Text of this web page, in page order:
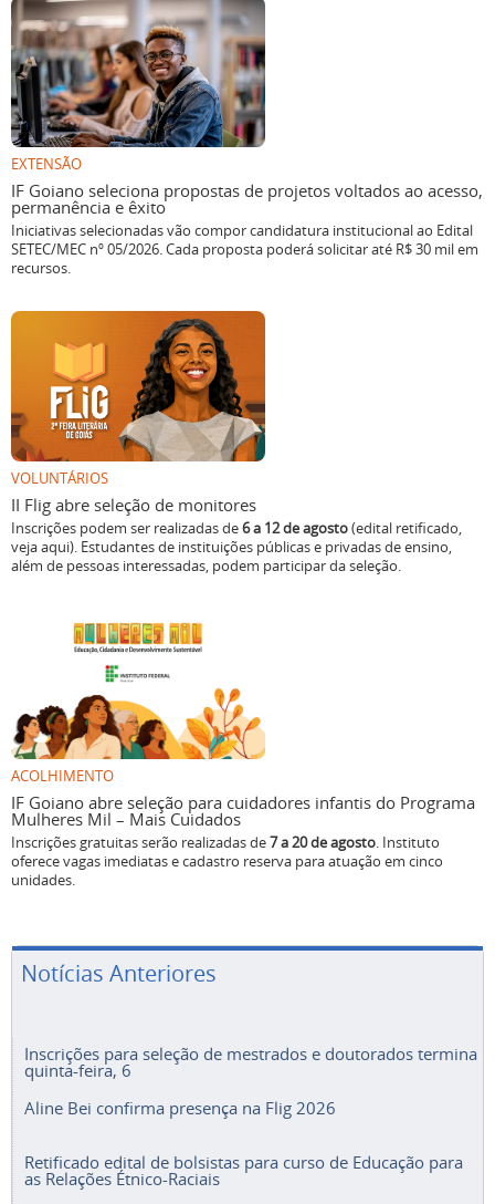
EXTENSÃO
IF Goiano seleciona propostas de projetos voltados ao acesso,
permanência e êxito
Iniciativas selecionadas vão compor candidatura institucional ao Edital
SETEC/MEC nº 05/2026. Cada proposta poderá solicitar até R$ 30 mil em
recursos.
VOLUNTÁRIOS
II Flig abre seleção de monitores
Inscrições podem ser realizadas de6 a 12 de agosto(edital retificado,
veja aqui). Estudantes de instituições públicas e privadas de ensino,
além de pessoas interessadas, podem participar da seleção.
ACOLHIMENTO
IF Goiano abre seleção para cuidadores infantis do Programa
Mulheres Mil – Mais Cuidados
Inscrições gratuitas serão realizadas de7 a 20 de agosto. Instituto
oferece vagas imediatas e cadastro reserva para atuação em cinco
unidades.
Notícias Anteriores
Inscrições para seleção de mestrados e doutorados termina
quinta-feira, 6
Aline Bei confirma presença na Flig 2026
Retificado edital de bolsistas para curso de Educação para
as Relações Étnico-Raciais